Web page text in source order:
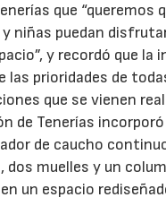
que “queremos
niñas puedan
y recordó que la
las prioridades de
que se vienen
de Tenerías
de caucho
dos muelles y un
un espacio